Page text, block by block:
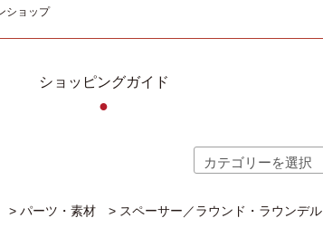
ショップ
ショッピングガイド
●
> パーツ・素材 > スペーサー／ラウンド・ラウンデル